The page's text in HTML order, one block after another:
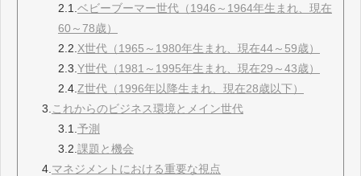
2.1. ベビーブーマー世代（1946～1964年生まれ、現在
60～78歳）
2.2. X世代（1965～1980年生まれ、現在44～59歳）
2.3. Y世代（1981～1995年生まれ、現在29～43歳）
2.4. Z世代（1996年以降生まれ、現在28歳以下）
3. これからのビジネス環境とメイン世代
3.1. 予測
3.2. 課題と機会
4. マネジメントにおける重要な視点